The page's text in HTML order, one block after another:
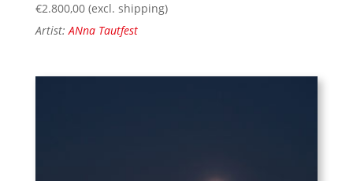
€2.800,00 (excl. shipping)
Artist:ANna Tautfest